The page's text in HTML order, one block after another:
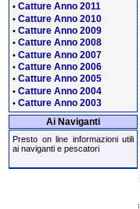
• Catture Anno 2011
• Catture Anno 2010
• Catture Anno 2009
• Catture Anno 2008
• Catture Anno 2007
• Catture Anno 2006
• Catture Anno 2005
• Catture Anno 2004
• Catture Anno 2003
Ai Naviganti
Presto on line informazioni utili
ai naviganti e pescatori